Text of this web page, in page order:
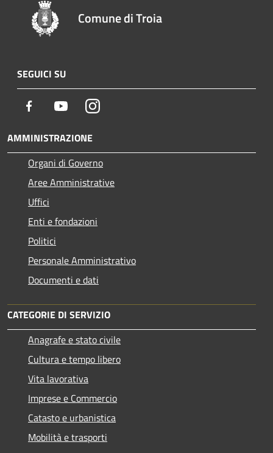
Comune di Troia
SEGUICI SU
Facebook YoutubeInstagram
AMMINISTRAZIONE
Organi di Governo
Aree Amministrative
Uffici
Enti e fondazioni
Politici
Personale Amministrativo
Documenti e dati
CATEGORIE DI SERVIZIO
Anagrafe e stato civile
Cultura e tempo libero
Vita lavorativa
Imprese e Commercio
Catasto e urbanistica
Mobilità e trasporti